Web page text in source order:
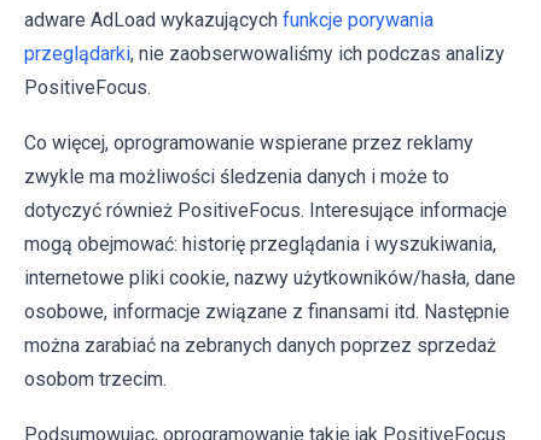
adware AdLoad wykazujących funkcje porywania
przeglądarki, nie zaobserwowaliśmy ich podczas analizy
PositiveFocus.
Co więcej, oprogramowanie wspierane przez reklamy
zwykle ma możliwości śledzenia danych i może to
dotyczyć również PositiveFocus. Interesujące informacje
mogą obejmować: historię przeglądania i wyszukiwania,
internetowe pliki cookie, nazwy użytkowników/hasła, dane
osobowe, informacje związane z finansami itd. Następnie
można zarabiać na zebranych danych poprzez sprzedaż
osobom trzecim.
Podsumowując, oprogramowanie takie jak PositiveFocus